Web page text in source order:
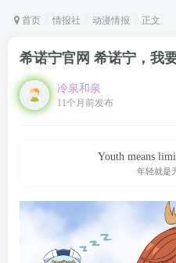
首页 情报社 动漫情报 正文
希诺宁官网 希诺宁，我
冷泉和泉
11个月前发布
Youth means
年轻就是